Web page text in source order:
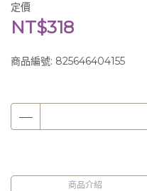
定價
NT$318
商品編號: 825646404155
商品介紹